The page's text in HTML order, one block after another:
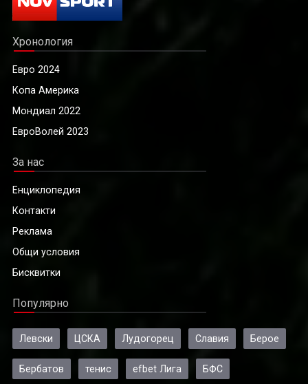
Хронология
Евро 2024
Копа Америка
Мондиал 2022
ЕвроВолей 2023
За нас
Енциклопедия
Контакти
Реклама
Общи условия
Бисквитки
Популярно
Левски ЦСКА Лудогорец Славия Берое
Бербатов тенис efbet Лига БФС